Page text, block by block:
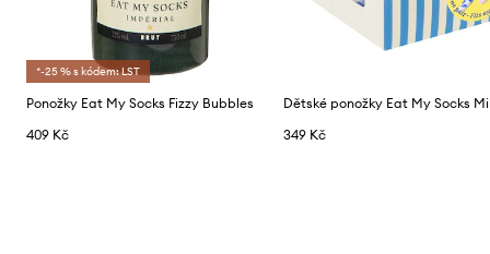
*-25 % s kódem: LST
Ponožky Eat My Socks Fizzy Bubbles
409 Kč
Dětské ponožky Eat My Socks
349 Kč